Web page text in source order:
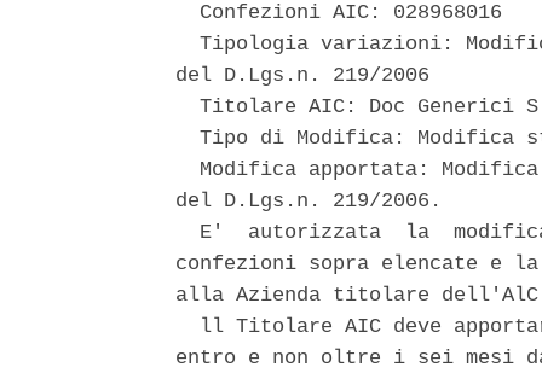
  Confezioni AIC: 028968016
Tipologia variazioni:
del D.Lgs.n. 219/2006
Titolare AIC: Doc Generici
Tipo di Modifica: Modifica
Modifica apportata:
del D.Lgs.n. 219/2006.
E'  autorizzata  la
confezioni sopra elencate
alla Azienda titolare
ll Titolare AIC deve
entro e non oltre i sei mesi